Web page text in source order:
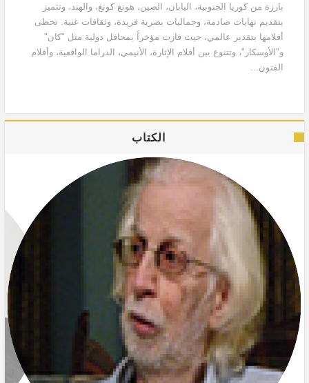
بارزة من كوريا الجنوبية، اليابان، الصين، هونغ كونغ، والهند، وتتميز
بتقديم نهايات صادمة، وجماليات بصرية فريدة، وثقافات غنية. تحظى
أفلامها بتقدير عالمي، حيث فازت مؤخراً بمحافل دولية مثل "كان"
و"الأوسكار"، وتتنوع بين أفلام الإثارة، الأنيمي، الدراما الواقعية، وأفلام
الفنون...
الكتاب